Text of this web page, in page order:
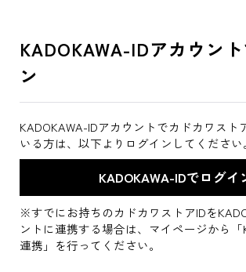
KADOKAWA-IDアカウン
ン
KADOKAWA-IDアカウントでカドカワスト
いる方は、以下よりログインしてください。
※すでにお持ちのカドカワストアIDを
ントに連携する場合は、マイページから「
連携」を行ってください。